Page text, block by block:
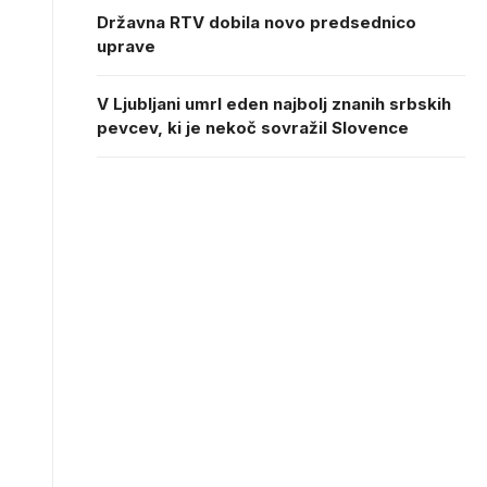
Državna RTV dobila novo predsednico
uprave
V Ljubljani umrl eden najbolj znanih srbskih
pevcev, ki je nekoč sovražil Slovence